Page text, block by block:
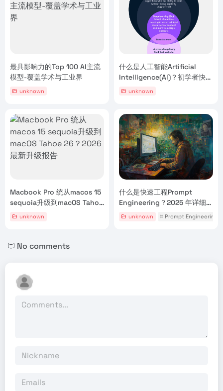
最具影响力的Top 100 AI主流
模型-覆盖学术与工业界
unknown
什么是人工智能Artificial
Intelligence(AI)？初学者快速
入门指南
unknown
Macbook Pro 统从macos 15
sequoia升级到macOS Tahoe
26？2026最新升级报告
unknown
什么是快速工程Prompt
Engineering？2025 年详细指
南Guide
unknown # Prompt Engineering
No comments